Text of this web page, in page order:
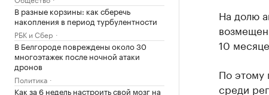
В разные корзины: как сберечь
накопления в период турбулентности
РБК и Сбер
В Белгороде повреждены около 30
многоэтажек после ночной атаки
дронов
Политика
Как за 6 недель настроить свой мозг на
На долю
10
По этому
среди